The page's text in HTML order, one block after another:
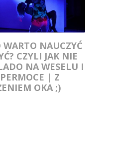
WARTO NAUCZYĆ
CZYLI JAK NIE
NA WESELU I
| Z
OKA ;)